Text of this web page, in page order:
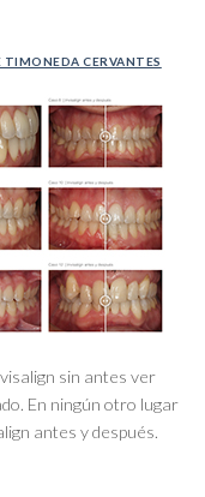
CERVANTES
sin antes ver
En ningún otro lugar
antes y después.